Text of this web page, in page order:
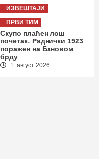
ИЗВЕШТАЈИ
ПРВИ ТИМ
Скупо плаћен лош
почетак: Раднички 1923
поражен на Бановом
брду
1. август 2026.